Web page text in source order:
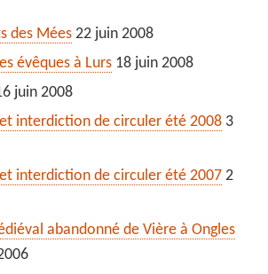
des Mées 22 juin 2008
évêques à Lurs 18 juin 2008
juin 2008
interdiction de circuler été 2008 3
interdiction de circuler été 2007 2
abandonné de Vière à Ongles